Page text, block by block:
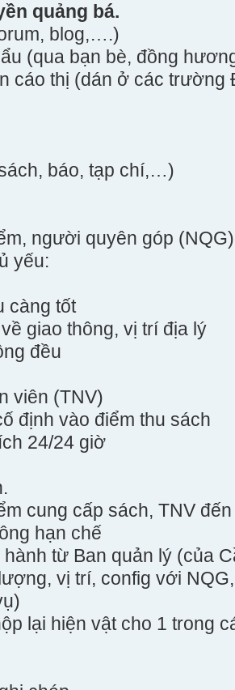
quảng bá.
blog,….)
(qua bạn bè, đồng
cáo thị (dán ở các trường
báo, tạp chí,…)
người quyên góp
yếu:
càng tốt
giao thông, vị trí địa lý
đều
viên (TNV)
định vào điểm thu sách
24/24 giờ
cung cấp sách, TNV
hạn chế
từ Ban quản lý (của
vị trí, config với
lại hiện vật cho 1 trong